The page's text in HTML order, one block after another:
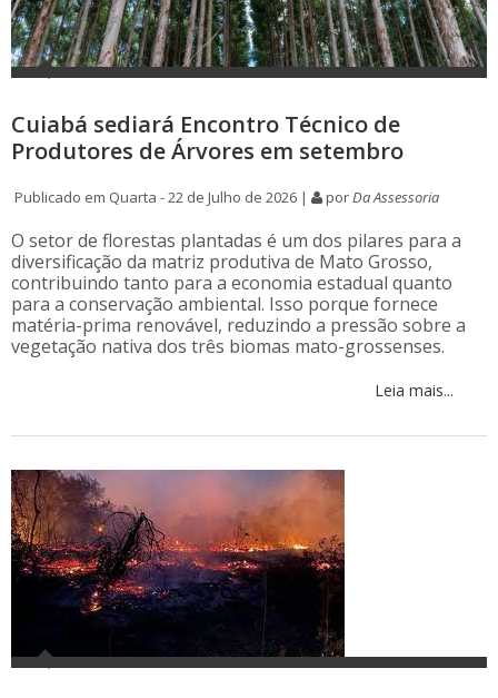
Cuiabá sediará Encontro Técnico de
Produtores de Árvores em setembro
Publicado em Quarta - 22 de Julho de 2026 | porDa Assessoria
O setor de florestas plantadas é um dos pilares para a
diversificação da matriz produtiva de Mato Grosso,
contribuindo tanto para a economia estadual quanto
para a conservação ambiental. Isso porque fornece
matéria-prima renovável, reduzindo a pressão sobre a
vegetação nativa dos três biomas mato-grossenses.
Leia mais...